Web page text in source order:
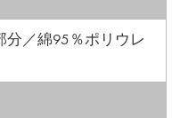
分／綿95％ポリウレ